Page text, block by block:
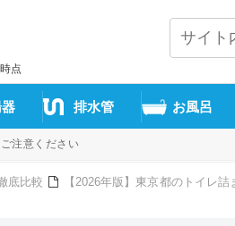
点
排水管 お風呂
注意ください
底比較
【2026年版】東京都のトイレ